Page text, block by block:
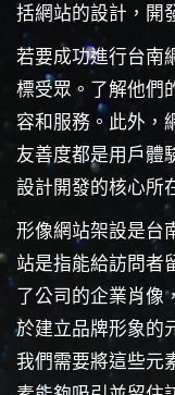
括網站的設計，開
若要成功進行台南
標受眾。了解他們
容和服務。此外，
友善度都是用戶體
設計開發的核心所
形像網站架設是台
站是指能給訪問者
了公司的企業肖像
於建立品牌形象的
我們需要將這些元